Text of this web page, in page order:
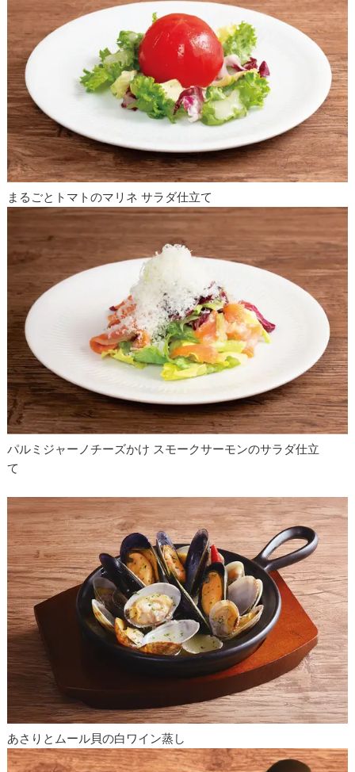
まるごとトマトのマリネ サラダ仕立て
パルミジャーノチーズかけ スモークサーモンのサラダ仕立
て
あさりとムール貝の白ワイン蒸し